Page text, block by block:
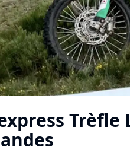
Trèfle